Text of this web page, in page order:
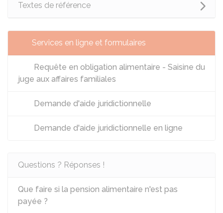
Textes de référence
Services en ligne et formulaires
Requête en obligation alimentaire - Saisine du
juge aux affaires familiales
Demande d'aide juridictionnelle
Demande d'aide juridictionnelle en ligne
Questions ? Réponses !
Que faire si la pension alimentaire n'est pas
payée ?